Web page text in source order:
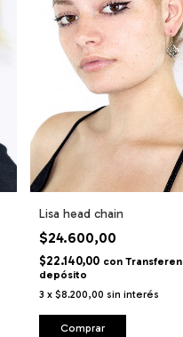
Lisa head chain
$24.600,00
$22.140,00 con
depósito
3 x $8.200,00 sin interés
Comprar